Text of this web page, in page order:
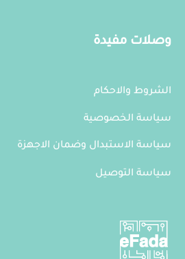
وصلات مفيدة
الشروط والاحكام
سياسة الخصوصية
سياسة الاستبدال وضمان الاجهزة
سياسة التوصيل